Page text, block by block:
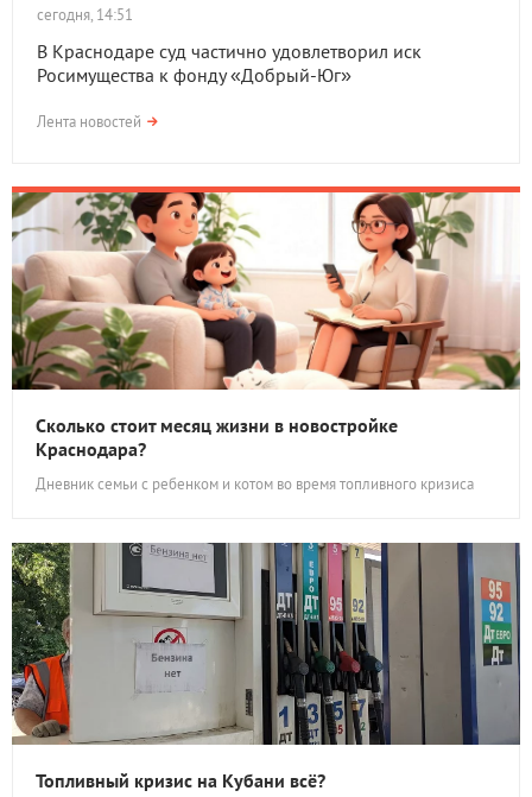
сегодня, 14:51
В Краснодаре суд частично удовлетворил иск
Росимущества к фонду «Добрый-Юг»
Лента новостей
Сколько стоит месяц жизни в новостройке
Краснодара?
Дневник семьи с ребенком и котом во время топливного кризиса
Топливный кризис на Кубани всё?